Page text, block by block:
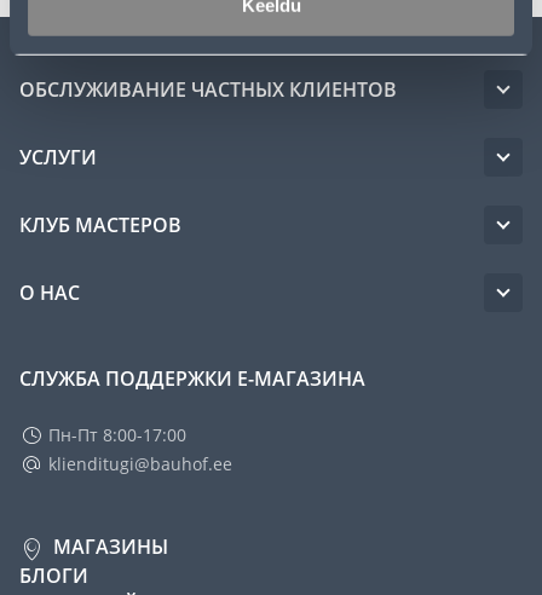
Keeldu
ОБСЛУЖИВАНИЕ ЧАСТНЫХ КЛИЕНТОВ
УСЛУГИ
КЛУБ МАСТЕРОВ
О НАС
СЛУЖБА ПОДДЕРЖКИ Е-МАГАЗИНА
Пн-Пт 8:00-17:00
klienditugi@bauhof.ee
МАГАЗИНЫ
БЛОГИ